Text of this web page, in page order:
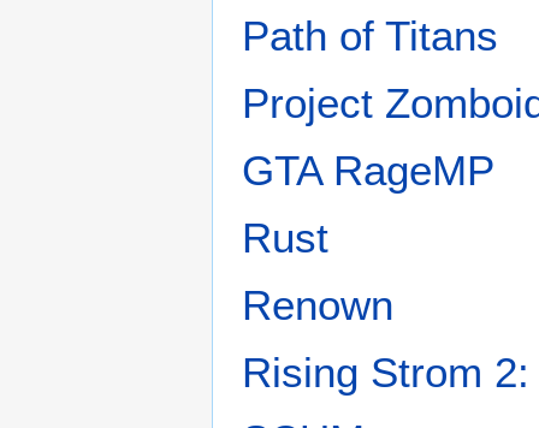
Path of Titans
Project
GTA RageMP
Rust
Renown
Rising Strom